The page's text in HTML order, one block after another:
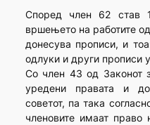
Според член 62 став
вршењето на работите
донесува прописи, и
одлуки и други прописи
Со член 43 од Законот
уредени правата и
советот, па така
членовите имаат право